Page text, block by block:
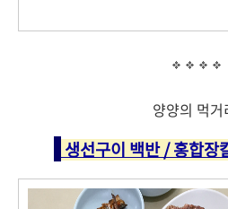
양양의 먹거
생선구이 백반 / 홍합장